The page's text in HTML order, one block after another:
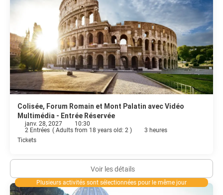
Colisée, Forum Romain et Mont Palatin avec Vidéo
Multimédia - Entrée Réservée
janv. 28, 2027
10:30
2 Entrées ( Adults from 18 years old: 2 )
3 heures
Tickets
Voir les détails
Plusieurs activités sont sélectionnées pour le même jour